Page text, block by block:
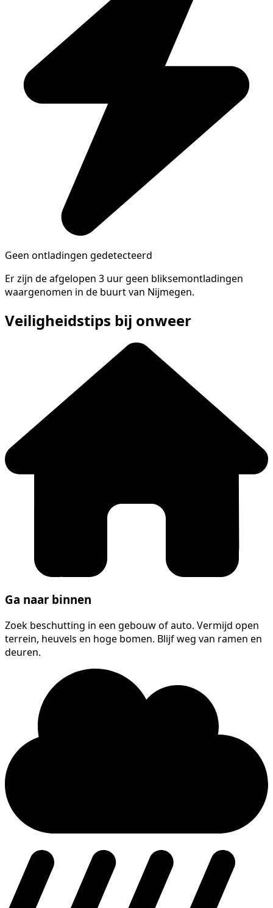
Geen ontladingen gedetecteerd
Er zijn de afgelopen 3 uur geen bliksemontladingen
waargenomen in de buurt van Nijmegen.
Veiligheidstips bij onweer
Ga naar binnen
Zoek beschutting in een gebouw of auto. Vermijd open
terrein, heuvels en hoge bomen. Blijf weg van ramen en
deuren.